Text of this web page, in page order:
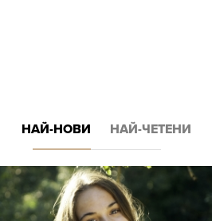
НАЙ-НОВИ НАЙ-ЧЕТЕНИ